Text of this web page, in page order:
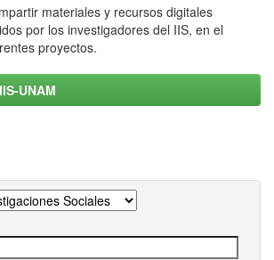
materiales y recursos digitales
por los investigadores del IIS, en el
proyectos.
UNAM